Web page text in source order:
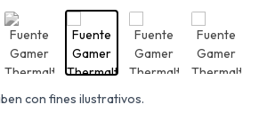
con fines ilustrativos.